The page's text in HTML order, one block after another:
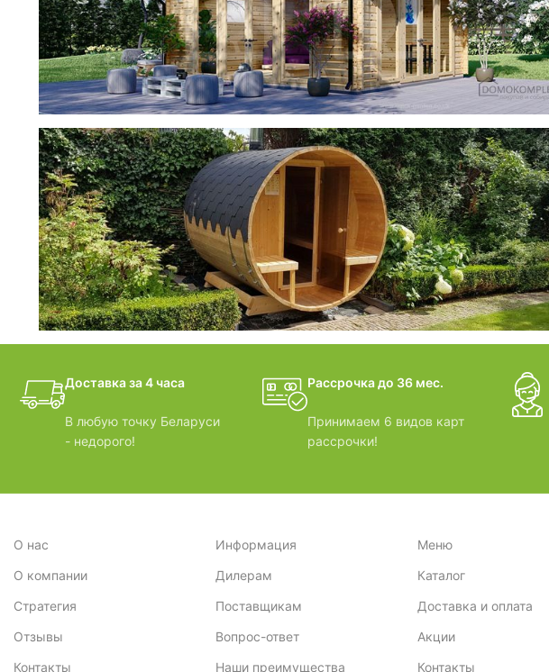
3,75 1
3 6
3,8 4
3,36 2
3,04
3,15
3,68
3,3 2
3,61 1
3,02 1
3,17
3,46 2
3,28
фотогалерея
ДОМИКИ
фотогалерея
БАНИ-БОЧКИ
Доставка за 4 часа
В любую точку Беларуси
- недорого!
Рассрочка до 36 мес.
Принимаем 6 видов карт
рассрочки!
О нас
О компании
Стратегия
Отзывы
Контакты
Информация
Дилерам
Поставщикам
Вопрос-ответ
Наши преимущества
Меню
Каталог
Доставка и оплата
Акции
Контакты